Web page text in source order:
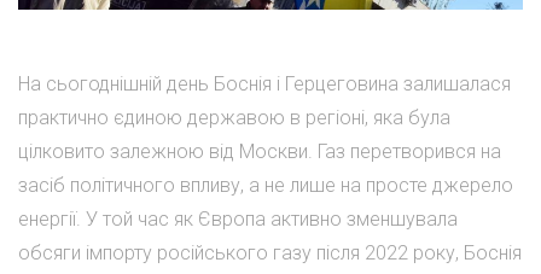
На сьогоднішній день Боснія і Герцеговина залишалася
практично єдиною державою в регіоні, яка була
цілковито залежною від Москви. Газ перетворився на
засіб політичного впливу, а не лише на просте джерело
енергії. У той час як Європа активно зменшувала
обсяги імпорту російського газу після 2022 року, Боснія